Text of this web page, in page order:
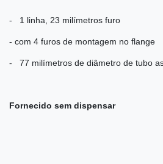
- 1 linha, 23 milímetros furo
- com 4 furos de montagem no flange
- 77 milímetros de diâmetro de tubo
Fornecido sem dispensar